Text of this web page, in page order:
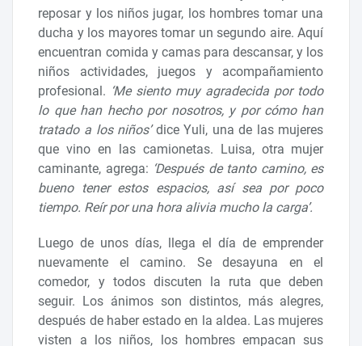
reposar y los niños jugar, los hombres tomar una
ducha y los mayores tomar un segundo aire. Aquí
encuentran comida y camas para descansar, y los
niños actividades, juegos y acompañamiento
profesional. ‘Me siento muy agradecida por todo
lo que han hecho por nosotros, y por cómo han
tratado a los niños’dice Yuli, una de las mujeres
que vino en las camionetas. Luisa, otra mujer
caminante, agrega: ‘Después de tanto camino, es
bueno tener estos espacios, así sea por poco
tiempo. Reír por una hora alivia mucho la carga’.
Luego de unos días, llega el día de emprender
nuevamente el camino. Se desayuna en el
comedor, y todos discuten la ruta que deben
seguir. Los ánimos son distintos, más alegres,
después de haber estado en la aldea. Las mujeres
visten a los niños, los hombres empacan sus